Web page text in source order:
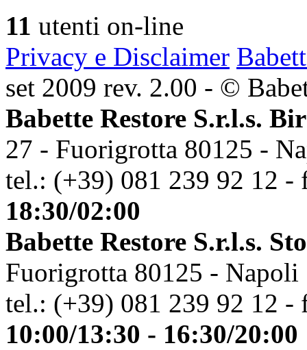
11 utenti on-line
Privacy e Disclaimer
set 2009 rev. 2.00 - ©
Babette Restore S.r.l.s.
27 - Fuorigrotta 80125 -
tel.: (+39) 081 239 92 12 -
18:30/02:00
Babette Restore S.r.l.s.
Fuorigrotta 80125 - Napoli
tel.: (+39) 081 239 92 12 -
10:00/13:30 - 16:30/20:00